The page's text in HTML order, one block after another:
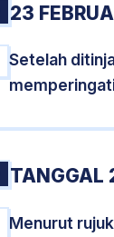
23
Setelah
TANGGAL
Menurut